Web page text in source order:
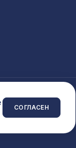
385 ₽
СОГЛАСЕН